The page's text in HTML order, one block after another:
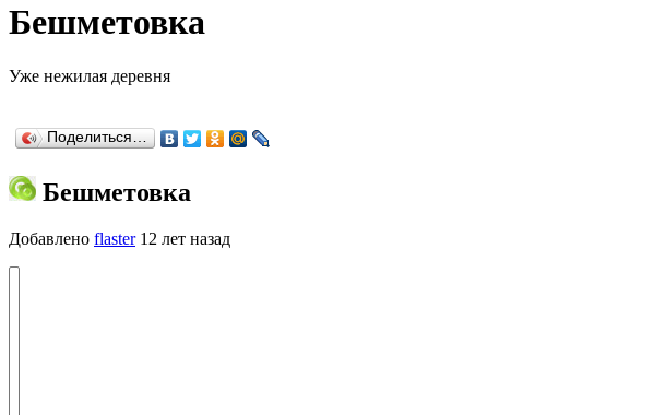
Бешметовка
Уже нежилая деревня
Поделиться…
Бешметовка
Добавлено flaster12 лет назад